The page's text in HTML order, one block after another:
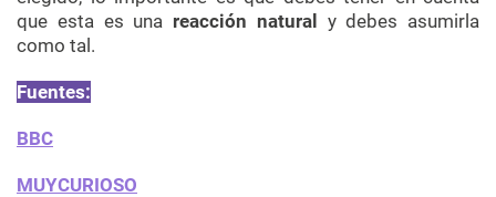
que esta es una reacción natural y debes asumirla
como tal.
Fuentes:
BBC
MUYCURIOSO